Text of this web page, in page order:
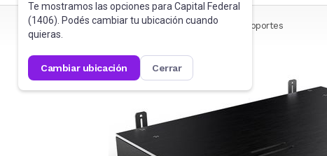
Te mostramos las opciones para Capital Federal
(1406). Podés cambiar tu ubicación cuando
quieras.
cambiar ubicación cerrar
Frávega Informática Proyectores y Pantallas Soportes